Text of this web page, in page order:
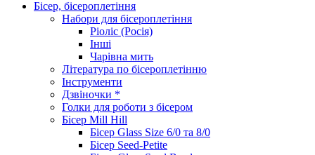
Бісер, бісероплетіння
Набори для бісероплетіння
Ріоліс (Росія)
Інші
Чарівна мить
Література по бісероплетінню
Інструменти
Дзвіночки *
Голки для роботи з бісером
Бісер Mill Hill
Бісер Glass Size 6/0 та 8/0
Бісер Seed-Petite